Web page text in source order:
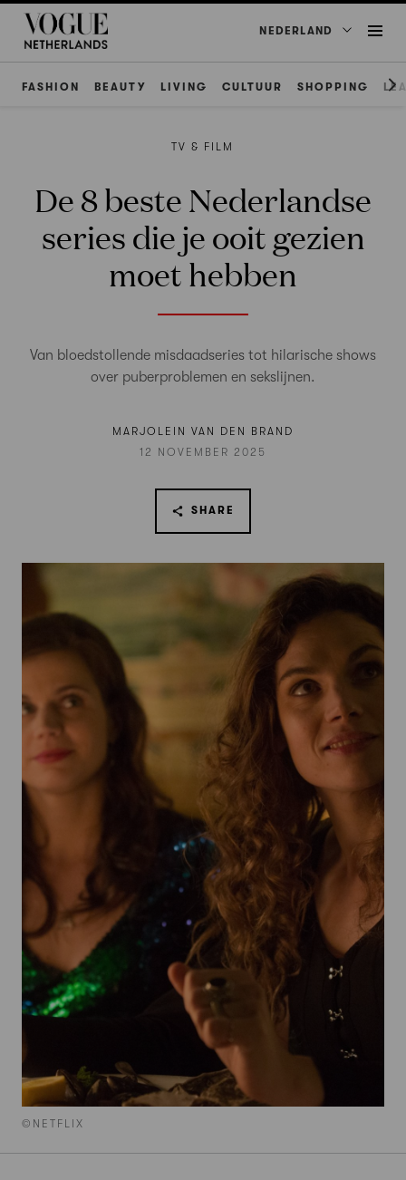
NEDERLAND
FASHION BEAUTY LIVING CULTUUR SHOPPING
©NETFLIX
TV & FILM
De 8 beste Nederlandse
series die je ooit gezien
moet hebben
Van bloedstollende misdaadseries tot hilarische shows
over puberproblemen en sekslijnen.
MARJOLEIN VAN DEN BRAND
12 NOVEMBER 2025
SHARE